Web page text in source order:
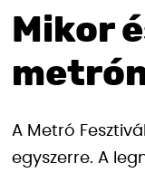
Mikor
A Metró
egyszerre. A